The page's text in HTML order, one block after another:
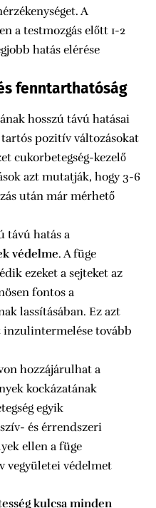
A
a testmozgás előtt 1-2
hatás elérése
fenntarthatóság
hosszú távú hatásai
pozitív változásokat
cukorbetegség-kezelő
azt mutatják, hogy 3-6
után már mérhető
távú hatás a
védelme. A füge
ezeket a sejteket az
fontos a
lassításában. Ez azt
inzulintermelése tovább
hozzájárulhat a
kockázatának
egyik
és érrendszeri
ellen a füge
vegyületei védelmet
kulcsa minden